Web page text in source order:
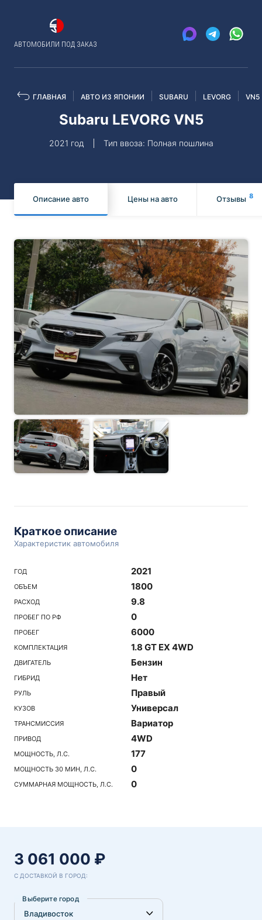
АВТОМОБИЛИ ПОД ЗАКАЗ
ГЛАВНАЯ АВТО ИЗ ЯПОНИИ SUBARU LEVORG VN5
Subaru LEVORG VN5
2021 год Тип ввоза: Полная пошлина
Описание авто Цены на авто Отзывы 8
Краткое описание
Характеристик автомобиля
ГОД 2021
ОБЪЕМ 1800
РАСХОД 9.8
ПРОБЕГ ПО РФ 0
ПРОБЕГ 6000
КОМПЛЕКТАЦИЯ 1.8 GT EX 4WD
ДВИГАТЕЛЬ Бензин
ГИБРИД Нет
РУЛЬ Правый
КУЗОВ Универсал
ТРАНСМИССИЯ Вариатор
ПРИВОД 4WD
МОЩНОСТЬ, Л.С. 177
МОЩНОСТЬ 30 МИН, Л.С. 0
СУММАРНАЯ МОЩНОСТЬ, Л.С. 0
3 061 000 ₽
С ДОСТАВКОЙ В ГОРОД:
Выберите город